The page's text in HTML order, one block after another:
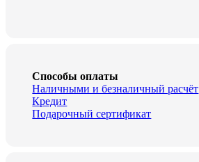
Способы оплаты
Наличными и безналичный расчёт
Кредит
Подарочный сертификат